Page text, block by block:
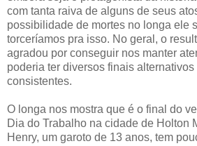
com tanta raiva de alguns de seus
possibilidade de mortes no longa ele
torceríamos pra isso. No geral, o
agradou por conseguir nos manter
poderia ter diversos finais
consistentes.
O longa nos mostra que é o final do
Dia do Trabalho na cidade de Holton
Henry, um garoto de 13 anos, tem